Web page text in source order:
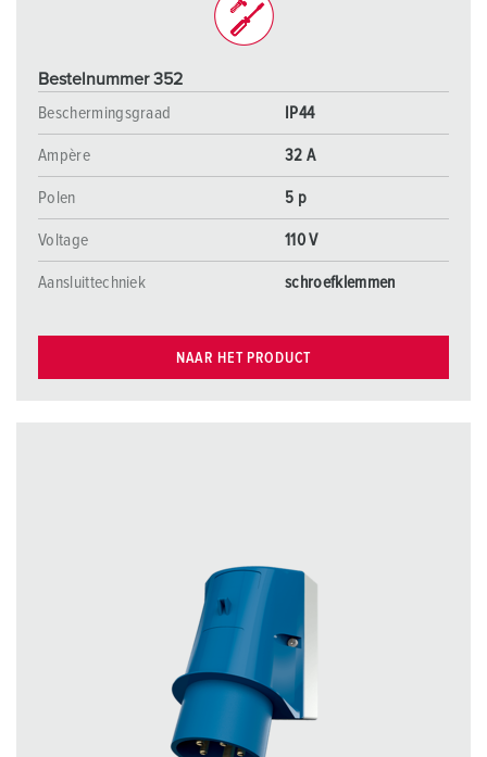
Bestelnummer 352
Beschermingsgraad
IP44
Ampère 32 A
Polen 5 p
Voltage 110 V
Aansluittechniek schroefklemmen
NAAR HET PRODUCT